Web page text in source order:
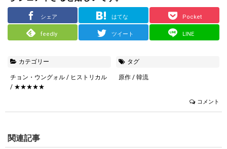
シェア はてな Pocket
feedly ツイート LINE
カテゴリー
チョン・ウングォル / ヒストリカル
/ ★★★★★
タグ
原作 / 韓流
コメント
関連記事